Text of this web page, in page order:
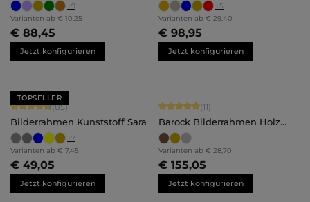
+9
Varianten ab € 10,25
€ 88,45
Jetzt konfigurieren
+5
Varianten ab € 29,40
€ 98,95
Jetzt konfigurieren
TOPSELLER
Durchschnittliche Bewertung von 4.71 von 5 Sternen
(85)
Bilderrahmen Kunststoff Sara
+7
Varianten ab € 7,45
€ 49,05
Jetzt konfigurieren
Durchschnittliche Bewertung von 5
(11)
Barock Bilderrahmen Holz
Olivia
Varianten ab € 28,70
€ 155,05
Jetzt konfigurieren